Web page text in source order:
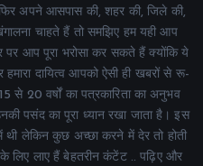
अपने आसपास की, शहर की, जिले की,
चाहते हैं तो समझिए हम यही आप
आप पूरा भरोसा कर सकते हैं क्योंकि ये
दायित्व आपको ऐसी ही खबरों से रू-
से 20 वर्षों का पत्रकारिता का अनुभव
पसंद का पूरा ध्यान रखा जाता है। इस
लेकिन कुछ अच्छा करने में देर तो होती
लाए हैं बेहतरीन कंटेंट .. पढ़िए और